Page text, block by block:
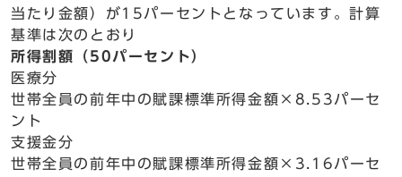
当たり金額）が15パーセントとなっています。計算
基準は次のとおり
所得割額（50パーセント）
医療分
世帯全員の前年中の賦課標準所得金額×8.53パーセ
ント
支援金分
世帯全員の前年中の賦課標準所得金額×3.16パーセ